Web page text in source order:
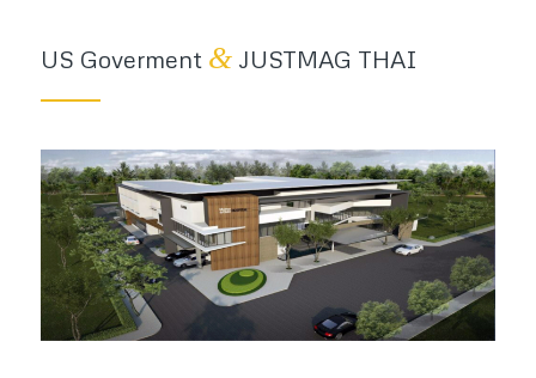
US Goverment &JUSTMAG THAI